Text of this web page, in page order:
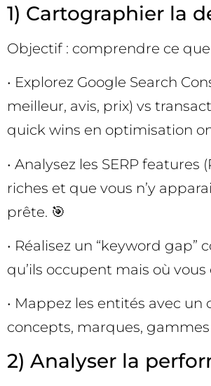
1) Cartographier la
Objectif : comprendre ce
• Explorez Google Search
meilleur, avis, prix) vs
quick wins en optimisation
• Analysez les SERP features
riches et que vous n’y
prête. 🎯
• Réalisez un “keyword
qu’ils occupent mais où
• Mappez les entités avec
concepts, marques,
2) Analyser la